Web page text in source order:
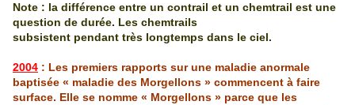
Note : la différence entre un contrail et un chemtrail est une
question de durée. Les chemtrails
subsistent pendant très longtemps dans le ciel.
2004 : Les premiers rapports sur une maladie anormale
baptisée « maladie des Morgellons » commencent à faire
surface. Elle se nomme « Morgellons » parce que les